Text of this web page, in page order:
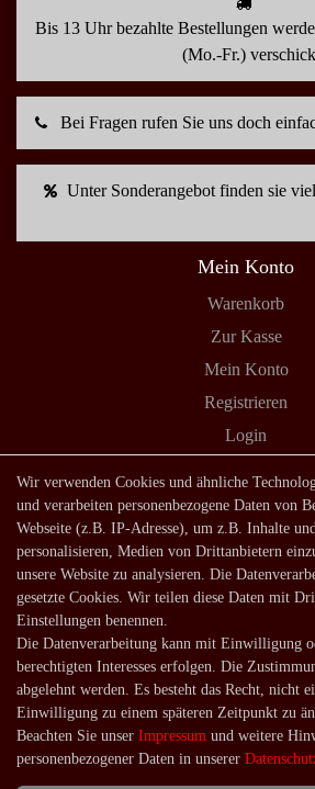
Bis 13 Uhr bezahlte Bestellungen
(Mo.-Fr.)
Bei Fragen rufen Sie uns doch
Unter Sonderangebot finden sie
Mein Konto
Warenkorb
Zur Kasse
Mein Konto
Registrieren
Login
Shop
Lagerverkauf
Zahlungsarten
Versandarten und -
Service
Kontakt
Häufige Fragen
Über uns
Wir verwenden Cookies und ähnliche
und verarbeiten personenbezogene Daten von
Webseite (z.B. IP-Adresse), um z.B. Inhalte
personalisieren, Medien von Drittanbietern
unsere Website zu analysieren. Die
gesetzte Cookies. Wir teilen diese Daten mit
Einstellungen benennen.
Die Datenverarbeitung kann mit Einwilligung
berechtigten Interesses erfolgen. Die
abgelehnt werden. Es besteht das Recht, nicht
Einwilligung zu einem späteren Zeitpunkt zu
Beachten Sie unser Impressum und weitere
personenbezogener Daten in unserer